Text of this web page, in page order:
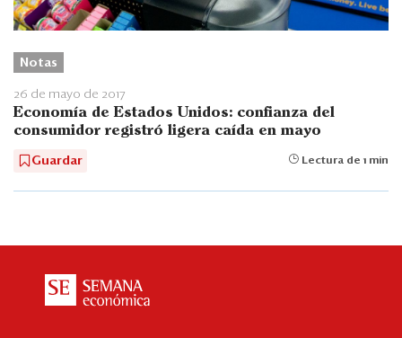
Notas
26 de mayo de 2017
Economía de Estados Unidos: confianza del
consumidor registró ligera caída en mayo
Guardar Lectura de 1 min